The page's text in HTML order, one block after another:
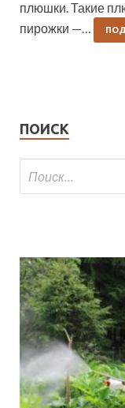
плюшки. Такие
пирожки —…
ПОИСК